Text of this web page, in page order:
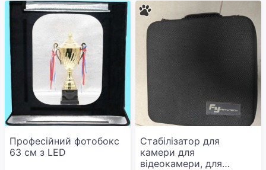
Професійний фотобокс
63 см з LED
Стабілізатор для
камери для
відеокамери, для